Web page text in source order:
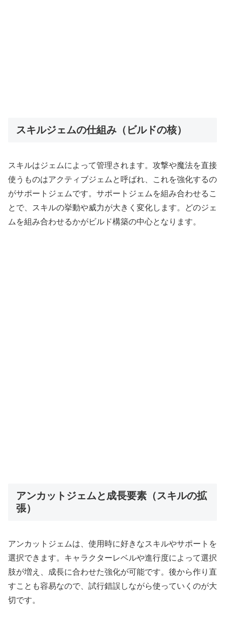
スキルジェムの仕組み（ビルドの核）
スキルはジェムによって管理されます。攻撃や魔法を直接
使うものはアクティブジェムと呼ばれ、これを強化するの
がサポートジェムです。サポートジェムを組み合わせるこ
とで、スキルの挙動や威力が大きく変化します。どのジェ
ムを組み合わせるかがビルド構築の中心となります。
アンカットジェムと成長要素（スキルの拡
張）
アンカットジェムは、使用時に好きなスキルやサポートを
選択できます。キャラクターレベルや進行度によって選択
肢が増え、成長に合わせた強化が可能です。後から作り直
すことも容易なので、試行錯誤しながら使っていくのが大
切です。